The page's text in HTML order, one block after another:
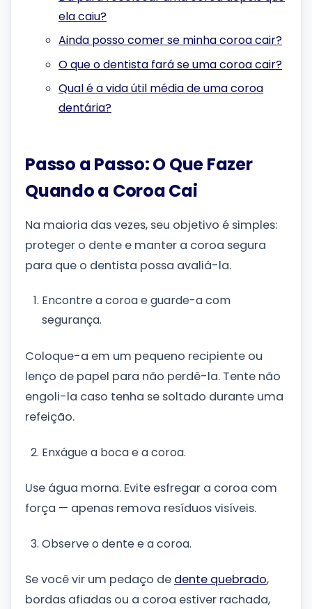
ela caiu?
Ainda posso comer se minha coroa cair?
O que o dentista fará se uma coroa cair?
Qual é a vida útil média de uma coroa
dentária?
Passo a Passo: O Que Fazer
Quando a Coroa Cai
Na maioria das vezes, seu objetivo é simples:
proteger o dente e manter a coroa segura
para que o dentista possa avaliá-la.
Encontre a coroa e guarde-a com
segurança.
Coloque-a em um pequeno recipiente ou
lenço de papel para não perdê-la. Tente não
engoli-la caso tenha se soltado durante uma
refeição.
Enxágue a boca e a coroa.
Use água morna. Evite esfregar a coroa com
força — apenas remova resíduos visíveis.
Observe o dente e a coroa.
Se você vir um pedaço de dente quebrado,
bordas afiadas ou a coroa estiver rachada,